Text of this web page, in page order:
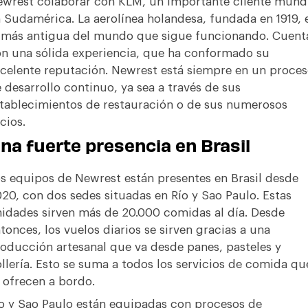
Sudamérica. La aerolínea holandesa, fundada en 1919,
antigua del mundo que sigue funcionando.
una sólida experiencia, que ha conformado su
reputación. Newrest está siempre en un
desarrollo continuo, ya sea a través de sus
de restauración o de sus numerosos
fuerte presencia en Brasil
equipos de Newrest están presentes en Brasil desde
con dos sedes situadas en Río y Sao Paulo. Estas
sirven más de 20.000 comidas al día. Desde
los vuelos diarios se sirven gracias a una
artesanal que va desde panes, pasteles y
Esto se suma a todos los servicios de comida
ofrecen a bordo.
y Sao Paulo están equipadas con procesos de